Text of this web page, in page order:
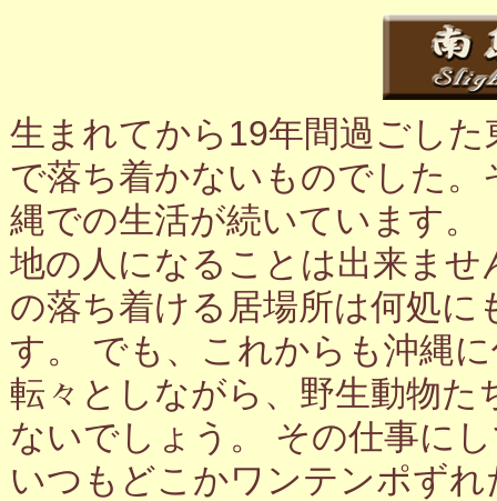
生まれてから19年間過ごし
で落ち着かないものでした
縄での生活が続いています
地の人になることは出来ま
の落ち着ける居場所は何処
す。 でも、これからも沖縄
転々としながら、野生動物
ないでしょう。 その仕事に
いつもどこかワンテンポず